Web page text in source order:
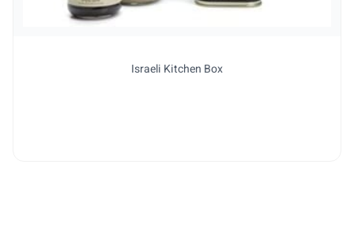
Israeli Kitchen Box